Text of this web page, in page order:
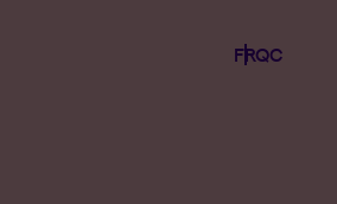
Ouvrir
Langue
FR.Province
QC